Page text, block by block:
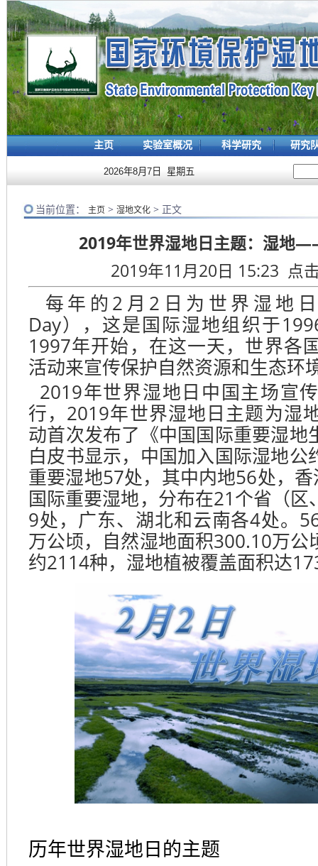
主页 实验室概况 科学研究 研究
2026年8月7日 星期五
当前位置： 主页 > 湿地文化 > 正文
2019年世界湿地日主题：湿地
2019年11月20日 15:23 点
每年的2月2日为世界湿地
Day），这是国际湿地组织于
1997年开始，在这一天，世界各
活动来宣传保护自然资源和生态环
2019年世界湿地日中国主场宣
行，2019年世界湿地日主题为湿
动首次发布了《中国国际重要湿地
白皮书显示，中国加入国际湿地公
重要湿地57处，其中内地56处，
国际重要湿地，分布在21个省（区
9处，广东、湖北和云南各4处。
万公顷，自然湿地面积300.10万公
约2114种，湿地植被覆盖面积达
历年世界湿地日的主题